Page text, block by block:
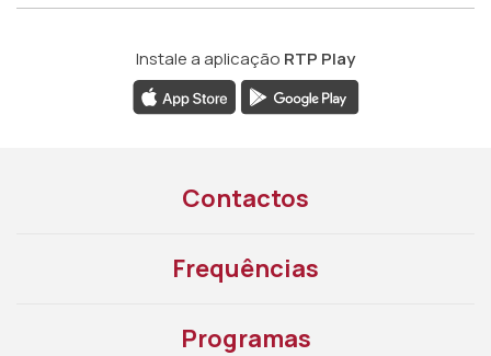
Instale a aplicação RTP Play
Contactos
Frequências
Programas